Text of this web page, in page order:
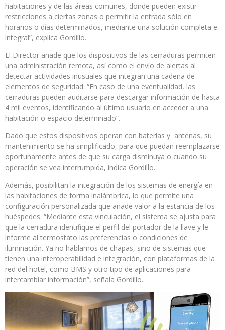
habitaciones y de las áreas comunes, donde pueden existir
restricciones a ciertas zonas o permitir la entrada sólo en
horarios o días determinados, mediante una solución completa e
integral”, explica Gordillo.
El Director añade que los dispositivos de las cerraduras permiten
una administración remota, así como el envío de alertas al
detectar actividades inusuales que integran una cadena de
elementos de seguridad. “En caso de una eventualidad, las
cerraduras pueden auditarse para descargar información de hasta
4 mil eventos, identificando al último usuario en acceder a una
habitación o espacio determinado”.
Dado que estos dispositivos operan con baterías y antenas, su
mantenimiento se ha simplificado, para que puedan reemplazarse
oportunamente antes de que su carga disminuya o cuando su
operación se vea interrumpida, indica Gordillo.
Además, posibilitan la integración de los sistemas de energía en
las habitaciones de forma inalámbrica, lo que permite una
configuración personalizada que añade valor a la estancia de los
huéspedes. “Mediante esta vinculación, el sistema se ajusta para
que la cerradura identifique el perfil del portador de la llave y le
informe al termostato las preferencias o condiciones de
iluminación. Ya no hablamos de chapas, sino de sistemas que
tienen una interoperabilidad e integración, con plataformas de la
red del hotel, como BMS y otro tipo de aplicaciones para
intercambiar información”, señala Gordillo.